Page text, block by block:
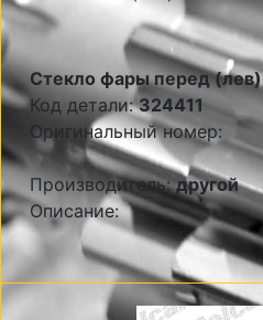
Стекло фары перед (лев)
Код детали:324411
Оригинальный номер:
Производитель:другой
Описание: